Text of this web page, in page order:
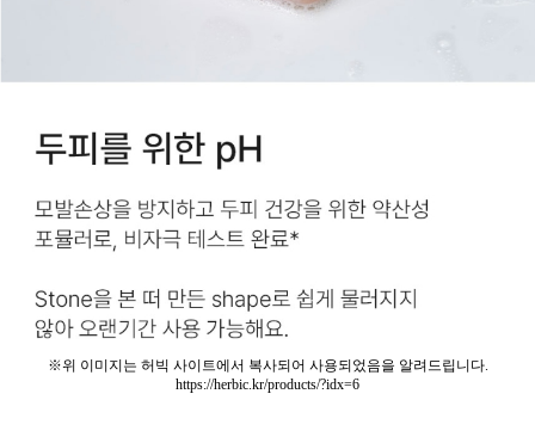
※위 이미지는 허빅 사이트에서 복사되어 사용되었음을 알려드립니다.
https://herbic.kr/products/?idx=6